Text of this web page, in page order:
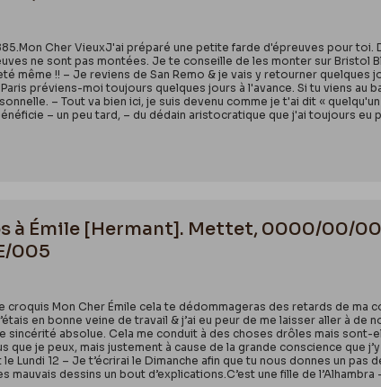
Cher VieuxJ'ai préparé une petite farde d'épreuves pour
ne sont pas montées. Je te conseille de les monter sur Bristol
même !! – Je reviens de San Remo & je vais y retourner
préviens-moi toujours quelques jours à l'avance. Si tu viens au
– Tout va bien ici, je suis devenu comme je t'ai dit «
– un peu tard, – du dédain aristocratique que j'ai toujours
à Émile [Hermant]. Mettet, 0000/00/
005
croquis Mon Cher Émile cela te dédommageras des retards de
en bonne veine de travail & j’ai eu peur de me laisser aller à de
sincérité absolue. Cela me conduit à des choses drôles mais sont-
que je peux, mais justement à cause de la grande conscience que
Lundi 12 – Je t’écrirai le Dimanche afin que tu nous donnes un
mauvais dessins un bout d’explications.C’est une fille de